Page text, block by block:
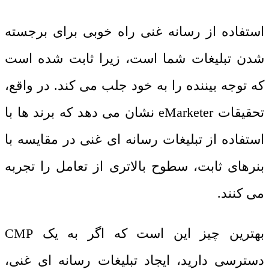
استفاده از رسانه غنی راه خوبی برای برجسته
شدن تبلیغات شما است، زیرا ثابت شده است
که توجه بیننده را به خود جلب می کند. در واقع،
تحقیقاتeMarketerنشان می‌ دهد که برند ها با
استفاده از تبلیغات رسانه‌ ای غنی در مقایسه با
بنرهای ثابت، سطوح بالاتری از تعامل را تجربه
می ‌کنند.
بهترین چیز این است که اگر به یک CMP
دسترسی دارید، ایجاد تبلیغات رسانه ای غنی،